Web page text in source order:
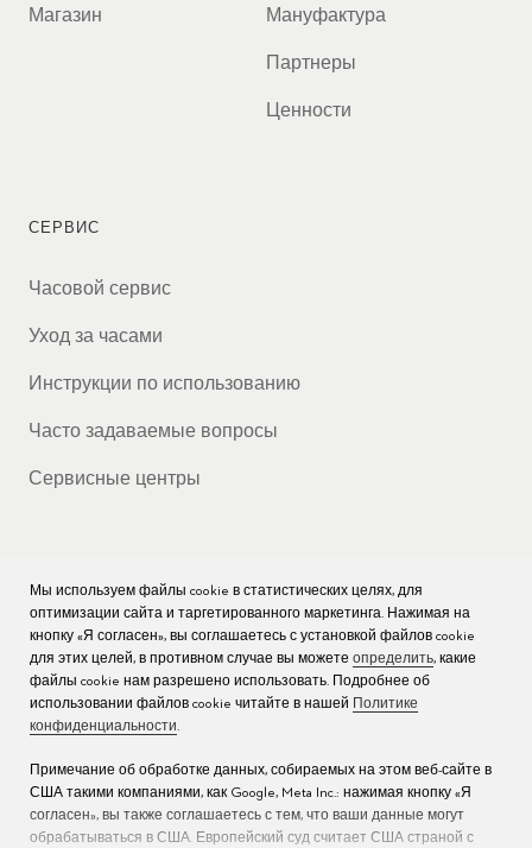
Магазин Мануфактура
Партнеры
Ценности
СЕРВИС
Часовой сервис
Уход за часами
Инструкции по использованию
Часто задаваемые вопросы
Сервисные центры
КОМПАНИЯ
Вакансии
Пресс
Мы используем файлы cookie в статистических целях, для
оптимизации сайта и таргетированного маркетинга. Нажимая на
кнопку «Я согласен», вы соглашаетесь с установкой файлов cookie
для этих целей, в противном случае вы можете определить, какие
файлы cookie нам разрешено использовать. Подробнее об
использовании файлов cookie читайте в нашей
Политике
конфиденциальности.
Примечание об обработке данных, собираемых на этом веб-сайте в
США такими компаниями, как Google, Meta Inc.: нажимая кнопку «Я
согласен», вы также соглашаетесь с тем, что ваши данные могут
обрабатываться в США. Европейский суд считает США страной с